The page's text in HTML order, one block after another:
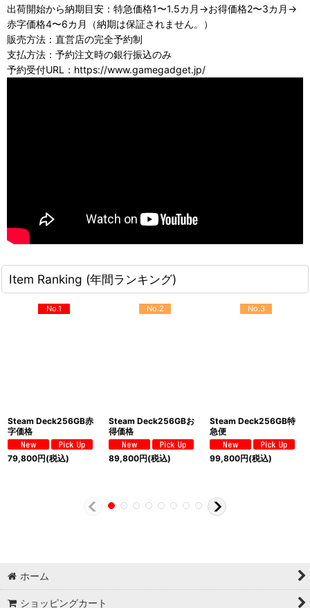
出荷開始から納期目安：特急価格1〜1.5カ月→お得価格2〜3カ月→
赤字価格4〜6カ月（納期は保証されません。）
販売方法：直営店の完全予約制
支払方法：予約注文時の銀行振込のみ
予約受付URL：https://www.gamegadget.jp/
Item Ranking (年間ランキング)
No.1
Steam Deck256GB赤
字価格
79,800円(税込)
No.2
Steam Deck256GBお
得価格
89,800円(税込)
No.3
Steam Deck256GB特
急便
99,800円(税込)
ホーム
ショッピングカート